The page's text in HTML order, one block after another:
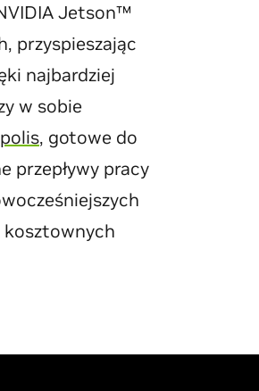
Jetson™
przyspieszając
najbardziej
w sobie
, gotowe do
przepływy pracy
kosztownych